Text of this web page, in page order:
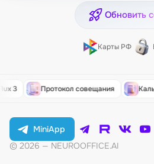
Обновить
Карты РФ
3 Протокол совещания
MiniApp
© 2026 — NEUROOFFICE.AI